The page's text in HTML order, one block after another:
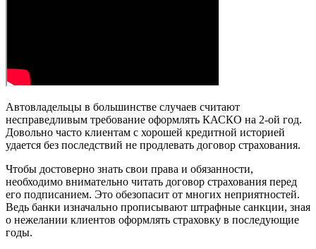
Автовладельцы в большинстве случаев считают
несправедливым требование оформлять КАСКО на 2-ой год.
Довольно часто клиентам с хорошей кредитной историей
удается без последствий не продлевать договор страхования.
Чтобы достоверно знать свои права и обязанности,
необходимо внимательно читать договор страхования перед
его подписанием. Это обезопасит от многих неприятностей.
Ведь банки изначально прописывают штрафные санкции, зная
о нежелании клиентов оформлять страховку в последующие
годы.